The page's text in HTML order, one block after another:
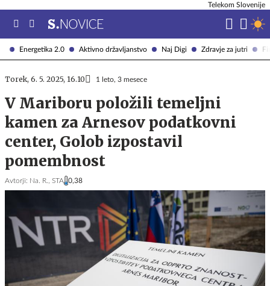
Energetika 2.0 Aktivno državljanstvo Naj Digi Zdravje za jutri
Telekom Slovenije
Torek, 6. 5. 2025, 16.10 1 leto, 3 mesece
V Mariboru položili temeljni
kamen za Arnesov podatkovni
center, Golob izpostavil
pomembnost
Avtorji: Na. R., STA 0,38